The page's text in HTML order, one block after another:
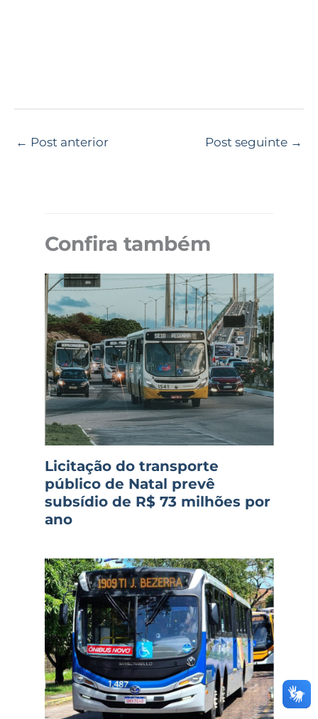
← Post anterior Post seguinte →
Confira também
Licitação do transporte
público de Natal prevê
subsídio de R$ 73 milhões por
ano